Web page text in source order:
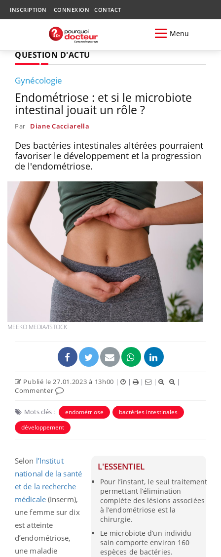
INSCRIPTION CONNEXION CONTACT
Menu
QUESTION D'ACTU
Gynécologie
Endométriose : et si le microbiote
intestinal jouait un rôle ?
Par Diane Cacciarella
Des bactéries intestinales altérées pourraient
favoriser le développement et la progression
de l'endométriose.
MEEKO MEDIA/ISTOCK
Publié le 27.01.2023 à 13h00 | | | |
|
Commenter
Mots clés : endométriose
bactéries intestinales
développement
L'ESSENTIEL
Pour l’instant, le seul traitement
permettant l’élimination
complète des lésions associées
à l’endométriose est la
chirurgie.
Le microbiote d’un individu
sain comporte environ 160
espèces de bactéries.
Selon l’Institut
national de la santé
et de la recherche
médicale(Inserm),
une femme sur dix
est atteinte
d’endométriose,
une maladie